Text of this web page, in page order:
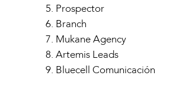
Prospector
Branch
Mukane Agency
Artemis Leads
Bluecell Comunicación